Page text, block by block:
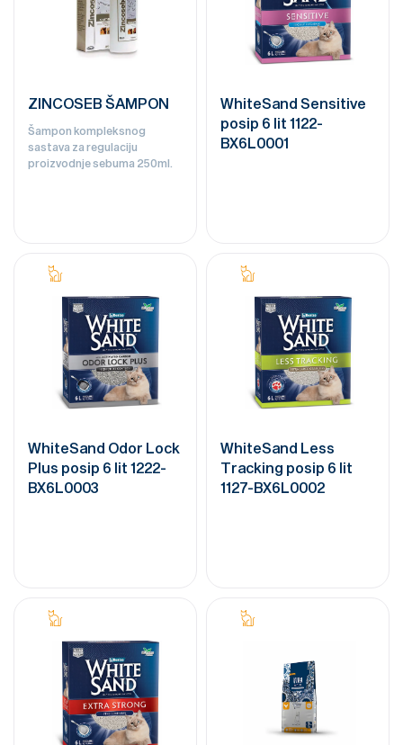
ZINCOSEB ŠAMPON
Šampon kompleksnog
sastava za regulaciju
proizvodnje sebuma 250ml.
WhiteSand Sensitive
posip 6 lit 1122-
BX6L0001
WhiteSand Odor Lock
Plus posip 6 lit 1222-
BX6L0003
WhiteSand Less
Tracking posip 6 lit
1127-BX6L0002